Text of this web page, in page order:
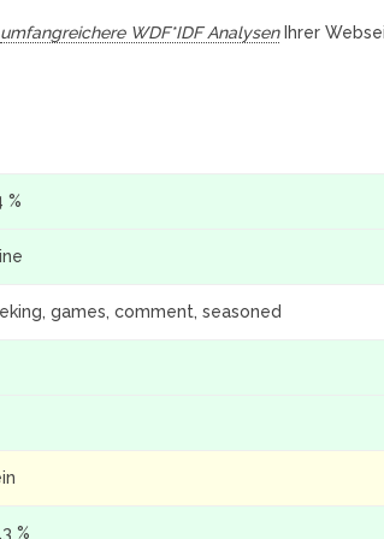
umfangreichere WDF*IDF AnalysenIhrer
%
games, comment, seasoned
%